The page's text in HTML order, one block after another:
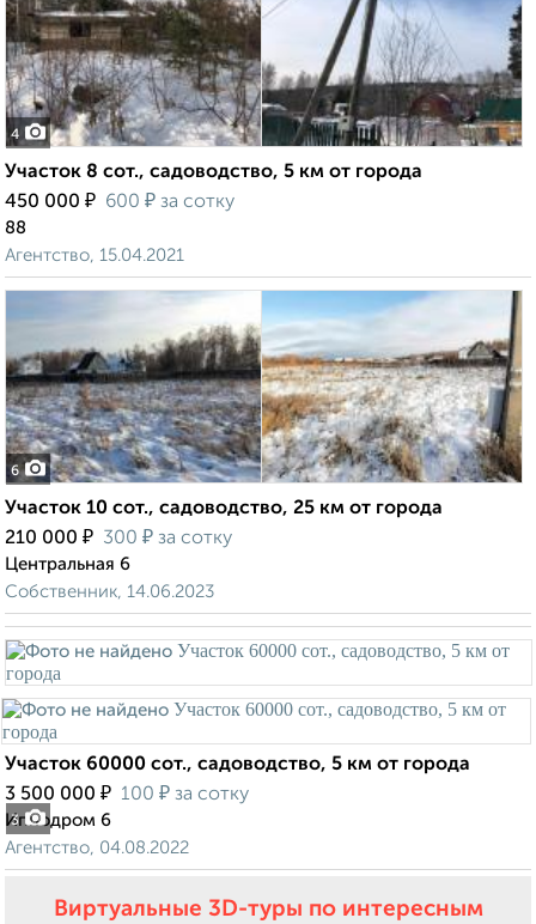
4
Участок 8 сот., садоводство, 5 км от города
450 000 ₽ 600 ₽ за сотку
88
Агентство, 15.04.2021
6
Участок 10 сот., садоводство, 25 км от города
210 000 ₽ 300 ₽ за сотку
Центральная 6
Собственник, 14.06.2023
3
Участок 60000 сот., садоводство, 5 км от города
3 500 000 ₽ 100 ₽ за сотку
Ипподром 6
Агентство, 04.08.2022
Виртуальные 3D-туры по интересным